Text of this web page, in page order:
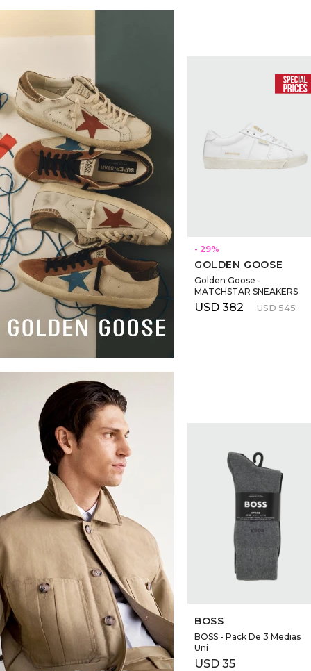
29
GOLDEN GOOSE
Golden Goose -
MATCHSTAR SNEAKERS
USD 382 USD 545
BOSS
BOSS - Pack De 3 Medias
Uni
USD 35